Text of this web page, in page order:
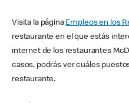
Visita la página Empleos en los
restaurante en el que estás
internet de los restaurantes
casos, podrás ver cuáles
restaurante.